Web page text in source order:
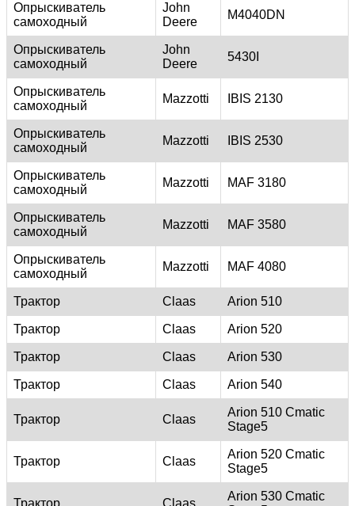
Опрыскиватель
самоходный
John
Deere
M4040DN
Опрыскиватель
самоходный
John
Deere
5430I
Опрыскиватель
самоходный
Mazzotti IBIS 2130
Опрыскиватель
самоходный
Mazzotti IBIS 2530
Опрыскиватель
самоходный
Mazzotti MAF 3180
Опрыскиватель
самоходный
Mazzotti MAF 3580
Опрыскиватель
самоходный
Mazzotti MAF 4080
Трактор Claas Arion 510
Трактор Claas Arion 520
Трактор Claas Arion 530
Трактор Claas Arion 540
Трактор Claas
Arion 510 Cmatic
Stage5
Трактор Claas
Arion 520 Cmatic
Stage5
Arion 530 Cmatic